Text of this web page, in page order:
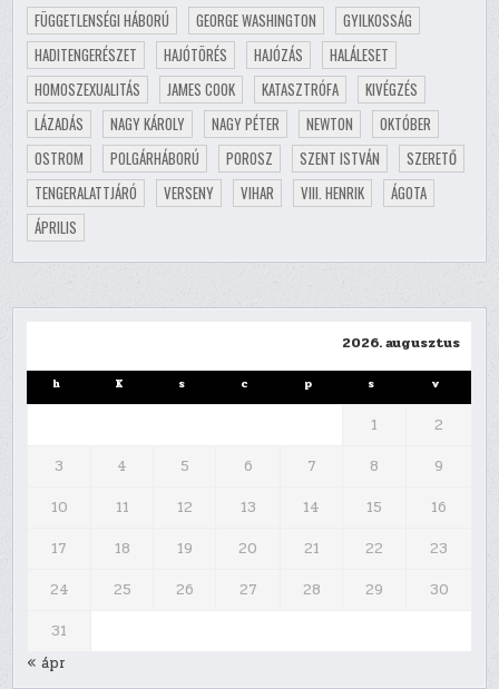
FÜGGETLENSÉGI HÁBORÚ
GEORGE WASHINGTON
GYILKOSSÁG
HADITENGERÉSZET
HAJÓTÖRÉS HAJÓZÁS
HALÁLESET
HOMOSZEXUALITÁS
JAMES COOK KATASZTRÓFA
KIVÉGZÉS
LÁZADÁS
NAGY KÁROLY NAGY PÉTER NEWTON
OKTÓBER
OSTROM
POLGÁRHÁBORÚ POROSZ SZENT ISTVÁN
SZERETŐ
TENGERALATTJÁRÓ
VERSENY VIHAR VIII. HENRIK
ÁGOTA
ÁPRILIS
2026. augusztus
h K s c p s v
1
2
3
4 5 6 7 8
9
10
11 12 13 14 15
16
17
18 19 20 21 22
23
24
25 26 27 28 29
30
31
« ápr